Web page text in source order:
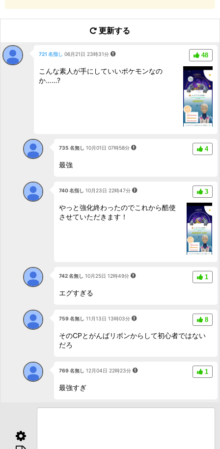
更新する
721 名指し 06月21日 23時31分 48
こんな素人が手にしていいポケモンなの
か……?
735 名無し 10月01日 07時58分 4
最強
740 名指し 10月23日 22時47分 3
やっと強化終わったのでこれから酷使
させていただきます！
742 名無し 10月25日 12時49分 1
エグすぎる
759 名無し 11月13日 13時03分 8
そのCPとがんばリボンからして初心者ではない
だろ
769 名無し 12月04日 22時23分 1
最強すぎ